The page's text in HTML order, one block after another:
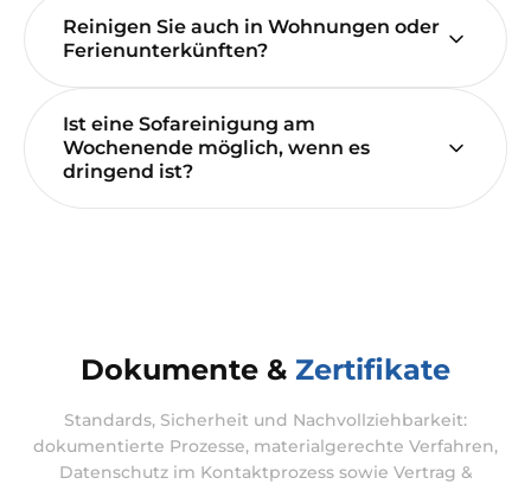
Reinigen Sie auch in Wohnungen oder
Ferienunterkünften?
Ist eine Sofareinigung am
Wochenende möglich, wenn es
dringend ist?
Dokumente & Zertifikate
Standards, Sicherheit und Nachvollziehbarkeit:
dokumentierte Prozesse, materialgerechte Verfahren,
Datenschutz im Kontaktprozess sowie Vertrag &